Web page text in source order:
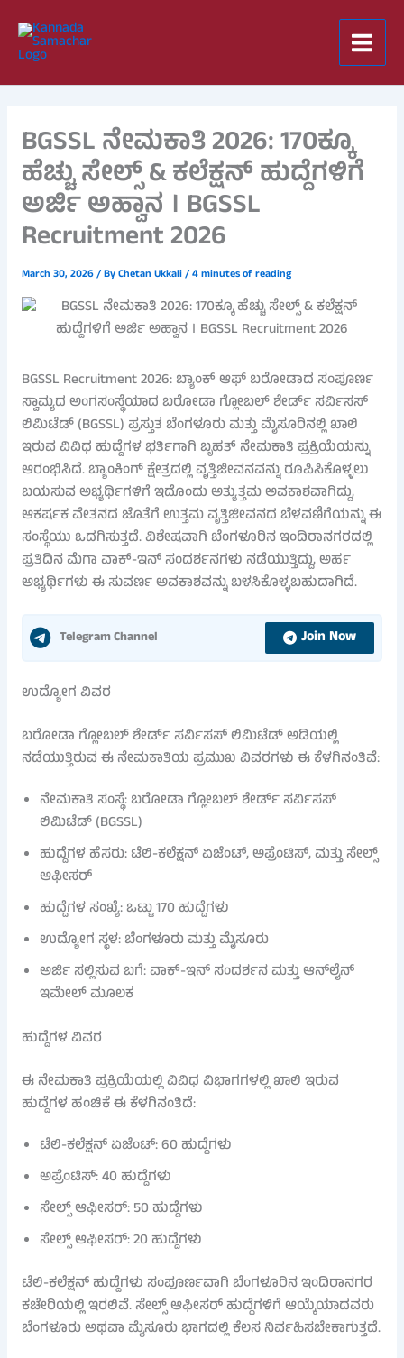
content
BGSSL ನೇಮಕಾತಿ 2026: 170ಕ್ಕೂ
ಹೆಚ್ಚು ಸೇಲ್ಸ್ & ಕಲೆಕ್ಷನ್ ಹುದ್ದೆಗಳಿಗೆ
ಅರ್ಜಿ ಅಹ್ವಾನ । BGSSL
Recruitment 2026
March 30, 2026/ ByChetan Ukkali/4 minutes of reading
BGSSL Recruitment 2026: ಬ್ಯಾಂಕ್ ಆಫ್ ಬರೋಡಾದ ಸಂಪೂರ್ಣ
ಸ್ವಾಮ್ಯದ ಅಂಗಸಂಸ್ಥೆಯಾದ ಬರೋಡಾ ಗ್ಲೋಬಲ್ ಶೇರ್ಡ್ ಸರ್ವಿಸಸ್
ಲಿಮಿಟೆಡ್ (BGSSL) ಪ್ರಸ್ತುತ ಬೆಂಗಳೂರು ಮತ್ತು ಮೈಸೂರಿನಲ್ಲಿ ಖಾಲಿ
ಇರುವ ವಿವಿಧ ಹುದ್ದೆಗಳ ಭರ್ತಿಗಾಗಿ ಬೃಹತ್ ನೇಮಕಾತಿ ಪ್ರಕ್ರಿಯೆಯನ್ನು
ಆರಂಭಿಸಿದೆ. ಬ್ಯಾಂಕಿಂಗ್ ಕ್ಷೇತ್ರದಲ್ಲಿ ವೃತ್ತಿಜೀವನವನ್ನು ರೂಪಿಸಿಕೊಳ್ಳಲು
ಬಯಸುವ ಅಭ್ಯರ್ಥಿಗಳಿಗೆ ಇದೊಂದು ಅತ್ಯುತ್ತಮ ಅವಕಾಶವಾಗಿದ್ದು,
ಆಕರ್ಷಕ ವೇತನದ ಜೊತೆಗೆ ಉತ್ತಮ ವೃತ್ತಿಜೀವನದ ಬೆಳವಣಿಗೆಯನ್ನು ಈ
ಸಂಸ್ಥೆಯು ಒದಗಿಸುತ್ತದೆ. ವಿಶೇಷವಾಗಿ ಬೆಂಗಳೂರಿನ ಇಂದಿರಾನಗರದಲ್ಲಿ
ಪ್ರತಿದಿನ ಮೆಗಾ ವಾಕ್-ಇನ್ ಸಂದರ್ಶನಗಳು ನಡೆಯುತ್ತಿದ್ದು, ಅರ್ಹ
ಅಭ್ಯರ್ಥಿಗಳು ಈ ಸುವರ್ಣ ಅವಕಾಶವನ್ನು ಬಳಸಿಕೊಳ್ಳಬಹುದಾಗಿದೆ.
Telegram Channel Join Now
ಉದ್ಯೋಗ ವಿವರ
ಬರೋಡಾ ಗ್ಲೋಬಲ್ ಶೇರ್ಡ್ ಸರ್ವಿಸಸ್ ಲಿಮಿಟೆಡ್ ಅಡಿಯಲ್ಲಿ
ನಡೆಯುತ್ತಿರುವ ಈ ನೇಮಕಾತಿಯ ಪ್ರಮುಖ ವಿವರಗಳು ಈ ಕೆಳಗಿನಂತಿವೆ:
ನೇಮಕಾತಿ ಸಂಸ್ಥೆ: ಬರೋಡಾ ಗ್ಲೋಬಲ್ ಶೇರ್ಡ್ ಸರ್ವಿಸಸ್
ಲಿಮಿಟೆಡ್ (BGSSL)
ಹುದ್ದೆಗಳ ಹೆಸರು: ಟೆಲಿ-ಕಲೆಕ್ಷನ್ ಏಜೆಂಟ್, ಅಪ್ರೆಂಟಿಸ್, ಮತ್ತು ಸೇಲ್ಸ್
ಆಫೀಸರ್
ಹುದ್ದೆಗಳ ಸಂಖ್ಯೆ: ಒಟ್ಟು 170 ಹುದ್ದೆಗಳು
ಉದ್ಯೋಗ ಸ್ಥಳ: ಬೆಂಗಳೂರು ಮತ್ತು ಮೈಸೂರು
ಅರ್ಜಿ ಸಲ್ಲಿಸುವ ಬಗೆ: ವಾಕ್-ಇನ್ ಸಂದರ್ಶನ ಮತ್ತು ಆನ್‌ಲೈನ್
ಇಮೇಲ್ ಮೂಲಕ
ಹುದ್ದೆಗಳ ವಿವರ
ಈ ನೇಮಕಾತಿ ಪ್ರಕ್ರಿಯೆಯಲ್ಲಿ ವಿವಿಧ ವಿಭಾಗಗಳಲ್ಲಿ ಖಾಲಿ ಇರುವ
ಹುದ್ದೆಗಳ ಹಂಚಿಕೆ ಈ ಕೆಳಗಿನಂತಿದೆ:
ಟೆಲಿ-ಕಲೆಕ್ಷನ್ ಏಜೆಂಟ್: 60 ಹುದ್ದೆಗಳು
ಅಪ್ರೆಂಟಿಸ್: 40 ಹುದ್ದೆಗಳು
ಸೇಲ್ಸ್ ಆಫೀಸರ್: 50 ಹುದ್ದೆಗಳು
ಸೇಲ್ಸ್ ಆಫೀಸರ್: 20 ಹುದ್ದೆಗಳು
ಟೆಲಿ-ಕಲೆಕ್ಷನ್ ಹುದ್ದೆಗಳು ಸಂಪೂರ್ಣವಾಗಿ ಬೆಂಗಳೂರಿನ ಇಂದಿರಾನಗರ
ಕಚೇರಿಯಲ್ಲಿ ಇರಲಿವೆ. ಸೇಲ್ಸ್ ಆಫೀಸರ್ ಹುದ್ದೆಗಳಿಗೆ ಆಯ್ಕೆಯಾದವರು
ಬೆಂಗಳೂರು ಅಥವಾ ಮೈಸೂರು ಭಾಗದಲ್ಲಿ ಕೆಲಸ ನಿರ್ವಹಿಸಬೇಕಾಗುತ್ತದೆ.